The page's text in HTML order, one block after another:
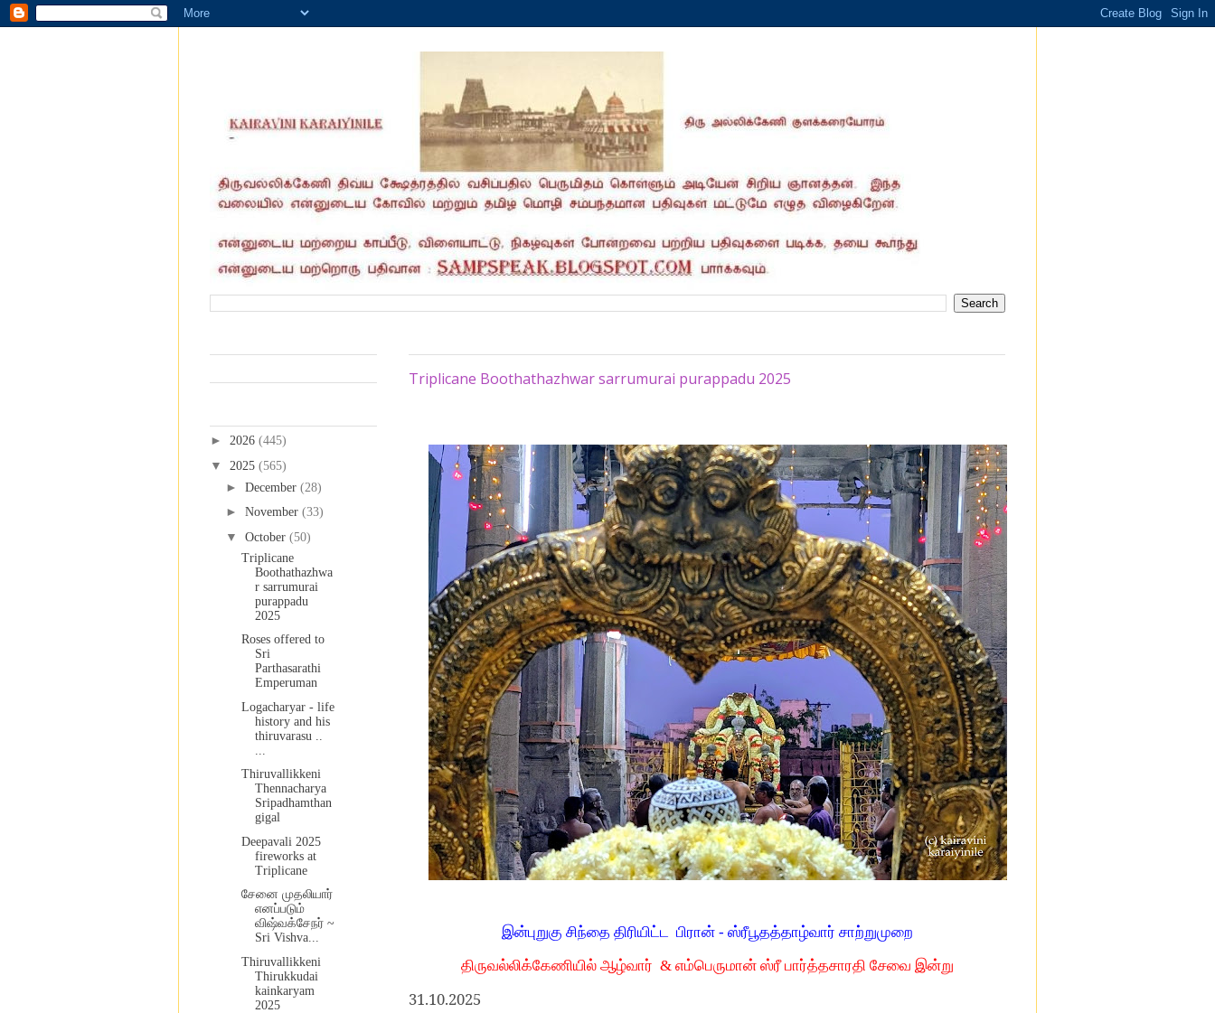
Triplicane Boothathazhwar sarrumurai purappadu 2025
இன்புறுகு சிந்தை திரியிட்ட பிரான் - ஸ்ரீபூதத்தாழ்வார் சாற்றுமுறை
திருவல்லிக்கேணியில் ஆழ்வார் & எம்பெருமான் ஸ்ரீ பார்த்தசாரதி சேவை இன்று
31.10.2025
► 2026 (445)
▼ 2025 (565)
► December (28)
► November (33)
▼ October (50)
Triplicane
Boothathazhwa
r sarrumurai
purappadu
2025
Roses offered to
Sri
Parthasarathi
Emperuman
Logacharyar - life
history and his
thiruvarasu ..
Thiruvallikkeni
Thennacharya
Sripadhamthan
gigal
Deepavali 2025
fireworks at
Triplicane
சேனை முதலியார்
எனப்படும்
விஷ்வக்சேநர் ~
Sri Vishva...
Thiruvallikkeni
Thirukkudai
kainkaryam
2025